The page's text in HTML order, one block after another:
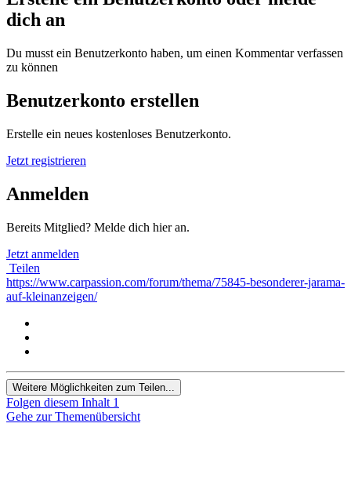
dich an
Du musst ein Benutzerkonto haben, um einen Kommentar verfassen
zu können
Benutzerkonto erstellen
Erstelle ein neues kostenloses Benutzerkonto.
Jetzt registrieren
Anmelden
Bereits Mitglied? Melde dich hier an.
Jetzt anmelden
Teilen
https://www.carpassion.com/forum/thema/75845-besonderer-jarama-
auf-kleinanzeigen/
Weitere Möglichkeiten zum Teilen...
Folgen diesem Inhalt 1
Gehe zur Themenübersicht